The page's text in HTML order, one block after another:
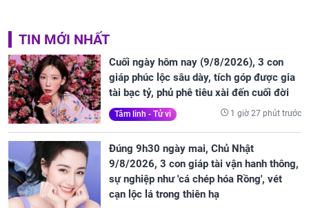
TIN MỚI NHẤT
Cuối ngày hôm nay (9/8/2026), 3 con
giáp phúc lộc sâu dày, tích góp được gia
tài bạc tỷ, phủ phê tiêu xài đến cuối đời
Tâm linh - Tử vi 1 giờ 27 phút trước
Đúng 9h30 ngày mai, Chủ Nhật
9/8/2026, 3 con giáp tài vận hanh thông,
sự nghiệp như 'cá chép hóa Rồng', vét
cạn lộc lá trong thiên hạ